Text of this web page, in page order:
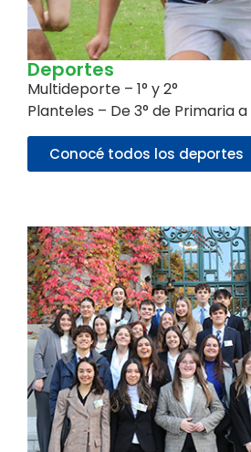
Deportes
Multideporte – 1° y 2°
Planteles – De 3° de Primaria
Conocé todos los deportes